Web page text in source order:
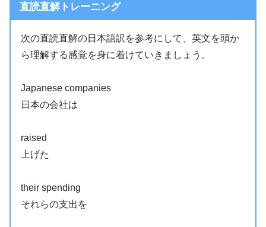
直読直解トレーニング
次の直読直解の日本語訳を参考にして、英文を頭か
ら理解する感覚を身に着けていきましょう。
Japanese companies
日本の会社は
raised
上げた
their spending
それらの支出を